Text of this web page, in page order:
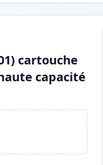
cartouche
capacité